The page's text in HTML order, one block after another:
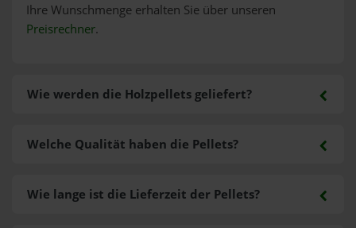
Ihre Wunschmenge erhalten Sie über unseren
Preisrechner.
Wie werden die Holzpellets geliefert?
Welche Qualität haben die Pellets?
Wie lange ist die Lieferzeit der Pellets?